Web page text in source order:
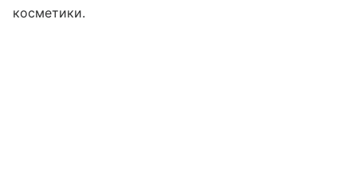
косметики.